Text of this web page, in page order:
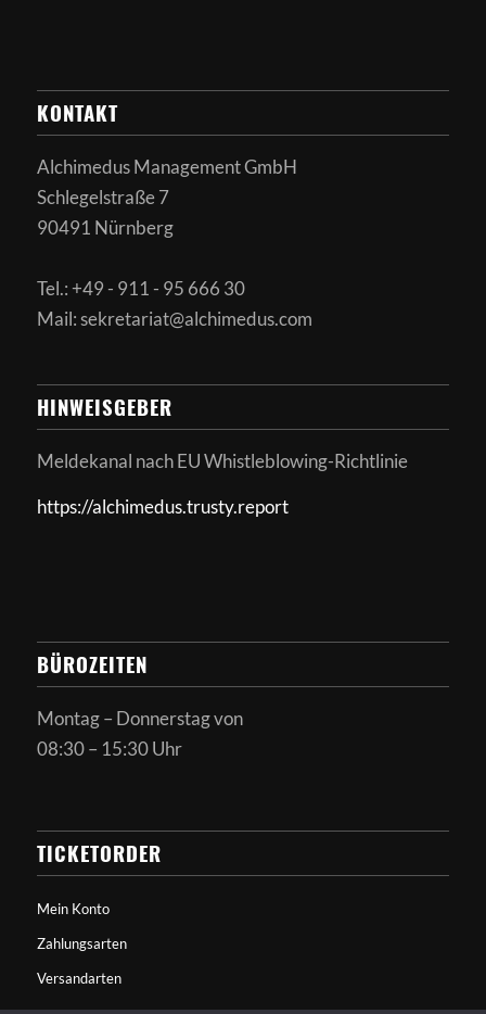
KONTAKT
Alchimedus Management GmbH
Schlegelstraße 7
90491 Nürnberg
Tel.: +49 - 911 - 95 666 30
Mail: sekretariat@alchimedus.com
HINWEISGEBER
Meldekanal nachEU Whistleblowing-Richtlinie
https://alchimedus.trusty.report
BÜROZEITEN
Montag – Donnerstag von
08:30 – 15:30 Uhr
TICKETORDER
Mein Konto
Zahlungsarten
Versandarten